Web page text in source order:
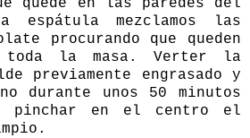
quede en las paredes del
espátula mezclamos las
procurando que queden
toda la masa. Verter la
previamente engrasado y
durante unos 50 minutos
pinchar en el centro el